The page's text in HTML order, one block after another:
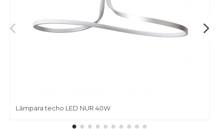
Lámpara techo LED NUR 40W